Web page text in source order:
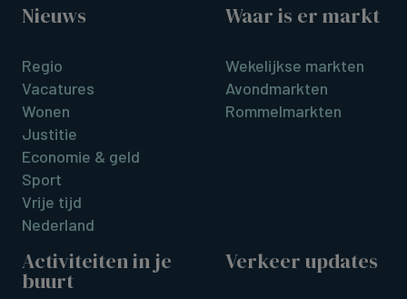
Nieuws
Regio
Vacatures
Wonen
Justitie
Economie & geld
Sport
Vrije tijd
Nederland
Waar is er markt
Wekelijkse markten
Avondmarkten
Rommelmarkten
Activiteiten in je
buurt
Verkeer updates